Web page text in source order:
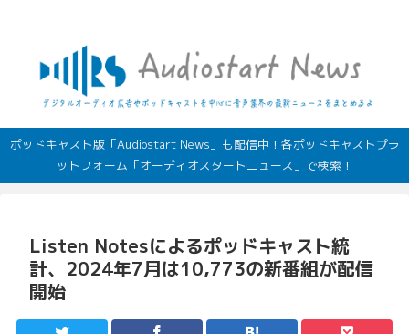
ポッドキャスト版「Audiostart News」も配信中！各ポッドキャストプラ
ットフォーム「オーディオスタートニュース」で検索！
Listen Notesによるポッドキャスト統
計、2024年7月は10,773の新番組が配信
開始